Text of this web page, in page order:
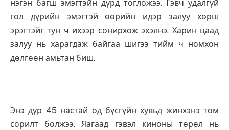
нэгэн багш эмэгтэйн дүрд тогложээ. Гэвч удалгүй
гол дүрийн эмэгтэй өөрийн идэр залуу хөрш
эрэгтэйг тун ч ихээр сонирхож эхэлнэ. Харин цаад
залуу нь харагдаж байгаа шигээ тийм ч номхон
дөлгөөн амьтан биш.
Энэ дүр 45 настай од бүсгүйн хувьд жинхэнэ том
сорилт болжээ. Яагаад гэвэл киноны төрөл нь